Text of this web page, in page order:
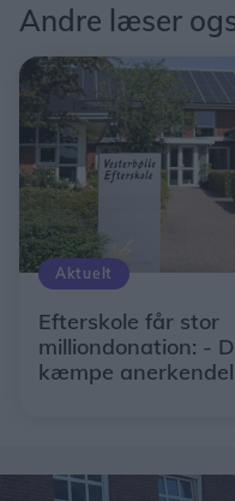
Andre læser
Aktuelt
Efterskole får stor
milliondonation: -
kæmpe